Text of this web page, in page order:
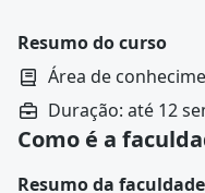
Resumo do curso
Área de
Duração: até 12
Como é a
Resumo da faculdade